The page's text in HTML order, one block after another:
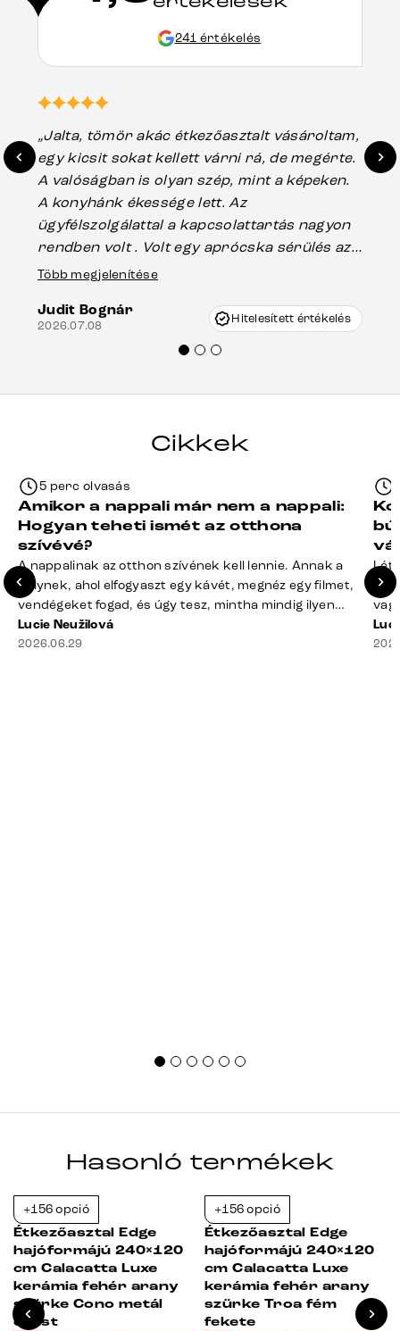
241 értékelés
„Jalta, tömör akác étkezőasztalt vásároltam,
egy kicsit sokat kellett várni rá, de megérte.
A valóságban is olyan szép, mint a képeken.
A konyhánk ékessége lett. Az
ügyfélszolgálattal a kapcsolattartás nagyon
rendben volt . Volt egy aprócska sérülés az
asztal talpánál, ami szállításkor
nagyon korrekten jártak el az ügyemben.
Mindenkinek ajánlani tudom a Delife
Több megjelenítése
Judit Bognár
2026.07.08 Hitelesített értékelés
Cikkek
5 perc olvasás
Amikor a nappali már nem a nappali:
Hogyan teheti ismét az otthona
szívévé?
A nappalinak az otthon szívének kell lennie. Annak a
helynek, ahol elfogyaszt egy kávét, megnéz egy filmet,
vendégeket fogad, és úgy tesz, mintha mindig ilyen
rend lenne. A valóság? A takaró félig a kanapén hever,
a távirányító rejtélyes módon eltűnt, a dohányzóasztal
Lucie Neužilová
2026.06.29
Hasonló termékek
+156 opció
Étkezőasztal Edge
hajóformájú 240×120
cm Calacatta Luxe
kerámia fehér arany
szürke Cono metál
ezüst
+156 opció
Étkezőasztal Edge
hajóformájú 240×120
cm Calacatta Luxe
kerámia fehér arany
szürke Troa fém
fekete